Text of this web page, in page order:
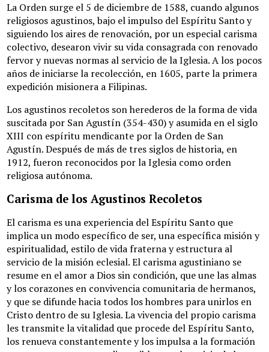
La Orden surge el 5 de diciembre de 1588, cuando algunos
religiosos agustinos, bajo el impulso del Espíritu Santo y
siguiendo los aires de renovación, por un especial carisma
colectivo, desearon vivir su vida consagrada con renovado
fervor y nuevas normas al servicio de la Iglesia. A los pocos
años de iniciarse la recolección, en 1605, parte la primera
expedición misionera a Filipinas.
Los agustinos recoletos son herederos de la forma de vida
suscitada por San Agustín (354-430) y asumida en el siglo
XIII con espíritu mendicante por la Orden de San
Agustín. Después de más de tres siglos de historia, en
1912, fueron reconocidos por la Iglesia como orden
religiosa autónoma.
Carisma de los Agustinos Recoletos
El carisma es una experiencia del Espíritu Santo que
implica un modo específico de ser, una específica misión y
espiritualidad, estilo de vida fraterna y estructura al
servicio de la misión eclesial. El carisma agustiniano se
resume en el amor a Dios sin condición, que une las almas
y los corazones en convivencia comunitaria de hermanos,
y que se difunde hacia todos los hombres para unirlos en
Cristo dentro de su Iglesia. La vivencia del propio carisma
les transmite la vitalidad que procede del Espíritu Santo,
los renueva constantemente y los impulsa a la formación